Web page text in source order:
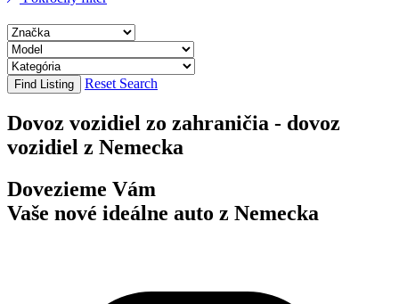
Find Listing Reset Search
Dovoz vozidiel zo zahraničia - dovoz
vozidiel z Nemecka
Dovezieme Vám
Vaše nové ideálne auto z Nemecka